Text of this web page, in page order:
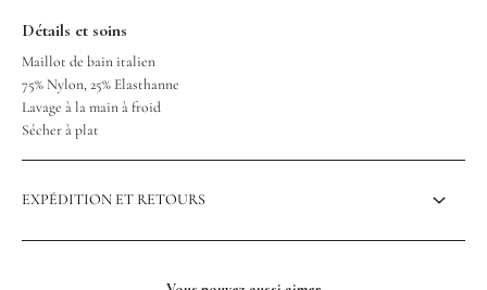
Détails et soins
Maillot de bain italien
75% Nylon, 25% Elasthanne
Lavage à la main à froid
Sécher à plat
EXPÉDITION ET RETOURS